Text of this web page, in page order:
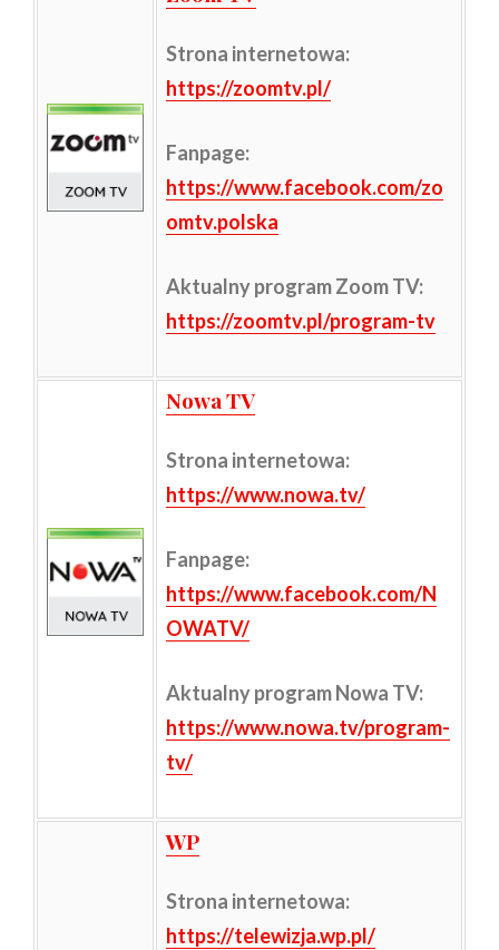
Strona internetowa:
https://zoomtv.pl/
Fanpage:
https://www.facebook.com/zo
omtv.polska
Aktualny program Zoom TV:
https://zoomtv.pl/program-tv
Nowa TV
Strona internetowa:
https://www.nowa.tv/
Fanpage:
https://www.facebook.com/N
OWATV/
Aktualny program Nowa TV:
https://www.nowa.tv/program-
tv/
WP
Strona internetowa:
https://telewizja.wp.pl/